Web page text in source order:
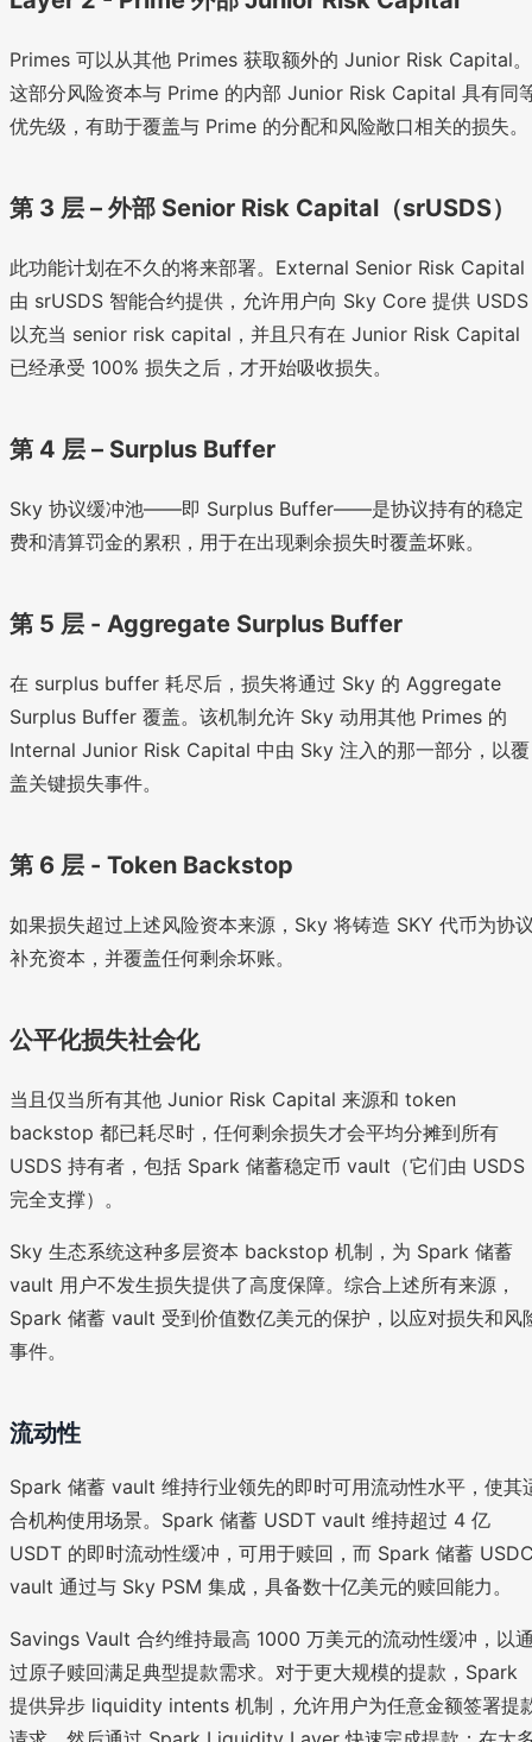
Primes 可以从其他 Primes 获取额外的 Junior Risk Capital。
这部分风险资本与 Prime 的内部 Junior Risk Capital 具有同
优先级，有助于覆盖与 Prime 的分配和风险敞口相关的损失。
第 3 层 – 外部 Senior Risk Capital（srUSDS）
此功能计划在不久的将来部署。External Senior Risk Capital
由 srUSDS 智能合约提供，允许用户向 Sky Core 提供 USDS
以充当 senior risk capital，并且只有在 Junior Risk Capital
已经承受 100% 损失之后，才开始吸收损失。
第 4 层 – Surplus Buffer
Sky 协议缓冲池——即 Surplus Buffer——是协议持有的稳定
费和清算罚金的累积，用于在出现剩余损失时覆盖坏账。
第 5 层 - Aggregate Surplus Buffer
在 surplus buffer 耗尽后，损失将通过 Sky 的 Aggregate
Surplus Buffer 覆盖。该机制允许 Sky 动用其他 Primes 的
Internal Junior Risk Capital 中由 Sky 注入的那一部分，以覆
盖关键损失事件。
第 6 层 - Token Backstop
如果损失超过上述风险资本来源，Sky 将铸造 SKY 代币为协
补充资本，并覆盖任何剩余坏账。
公平化损失社会化
当且仅当所有其他 Junior Risk Capital 来源和 token
backstop 都已耗尽时，任何剩余损失才会平均分摊到所有
USDS 持有者，包括 Spark 储蓄稳定币 vault（它们由 USDS
完全支撑）。
Sky 生态系统这种多层资本 backstop 机制，为 Spark 储蓄
vault 用户不发生损失提供了高度保障。综合上述所有来源，
Spark 储蓄 vault 受到价值数亿美元的保护，以应对损失和风
事件。
流动性
Spark 储蓄 vault 维持行业领先的即时可用流动性水平，使其
合机构使用场景。Spark 储蓄 USDT vault 维持超过 4 亿
USDT 的即时流动性缓冲，可用于赎回，而 Spark 储蓄
vault 通过与 Sky PSM 集成，具备数十亿美元的赎回能力。
Savings Vault 合约维持最高 1000 万美元的流动性缓冲，以
过原子赎回满足典型提款需求。对于更大规模的提款，Spark
提供异步 liquidity intents 机制，允许用户为任意金额签署提